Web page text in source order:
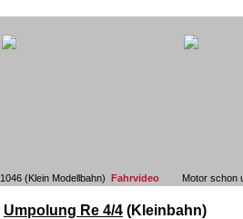
1046 (Klein Modellbahn) Fahrvideo Motor schon
Umpolung Re 4/4 (Kleinbahn)